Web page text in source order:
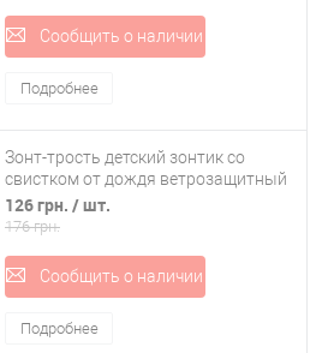
Сообщить о наличии
Подробнее
Зонт-трость детский зонтик со
свистком от дождя ветрозащитный
Майнкрафт 84см OSPORT (MK 5813)
126 грн. / шт.
176 грн.
Сообщить о наличии
Подробнее